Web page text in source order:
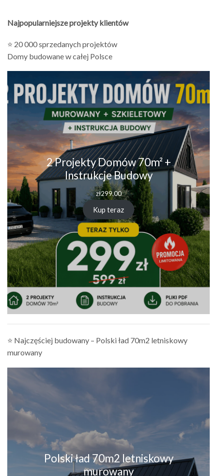
Najpopularniejsze projekty klientów
⭐ 20 000 sprzedanych projektów
Domy budowane w całej Polsce
2 Projekty Domów 70m² +
Instrukcje Budowy
zł299.00
Kup teraz
⭐ Najczęściej budowany – Polski ład 70m2 letniskowy
murowany
Polski ład 70m2 letniskowy
murowany